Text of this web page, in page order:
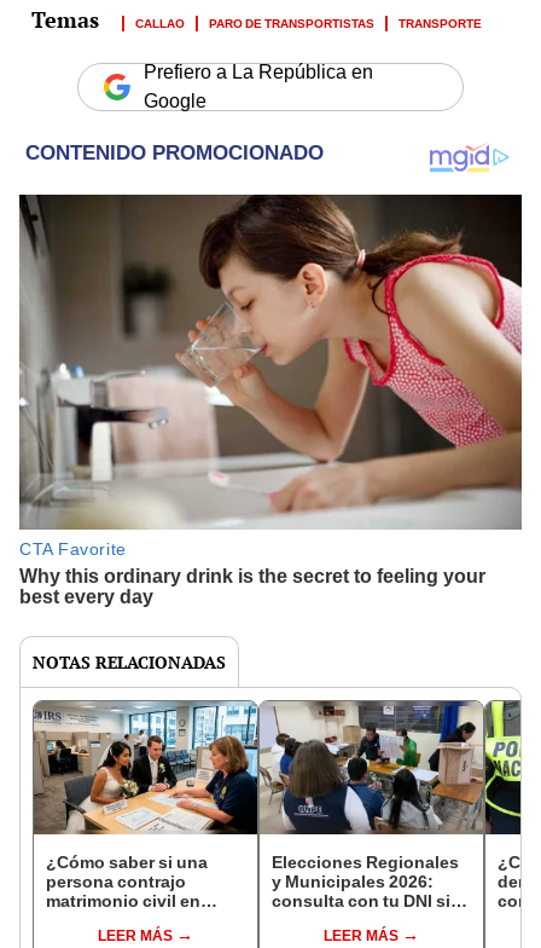
CALLAO PARO DE TRANSPORTISTAS TRANSPORTE
Prefiero a La República en
Google
NOTAS RELACIONADAS
¿Cómo saber si una
persona contrajo
matrimonio civil en
LEER MÁS
Elecciones Regionales
y Municipales 2026:
consulta con tu DNI si
de mesa para este 4 de
LEER MÁS
con